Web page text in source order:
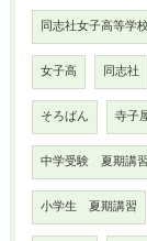
同志社女子高等学
女子高 同志社
そろばん 寺子
中学受験 夏期講習
小学生 夏期講習